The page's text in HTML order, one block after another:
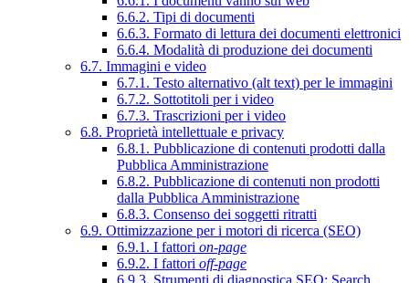
6.6.2. Tipi di documenti
6.6.3. Formato di lettura dei documenti elettronici
6.6.4. Modalità di produzione dei documenti
6.7. Immagini e video
6.7.1. Testo alternativo (alt text) per le immagini
6.7.2. Sottotitoli per i video
6.7.3. Trascrizioni per i video
6.8. Proprietà intellettuale e privacy
6.8.1. Pubblicazione di contenuti prodotti dalla
Pubblica Amministrazione
6.8.2. Pubblicazione di contenuti non prodotti
dalla Pubblica Amministrazione
6.8.3. Consenso dei soggetti ritratti
6.9. Ottimizzazione per i motori di ricerca (SEO)
6.9.1. I fattori on-page
6.9.2. I fattori off-page
6.9.3. Strumenti di diagnostica SEO: Search